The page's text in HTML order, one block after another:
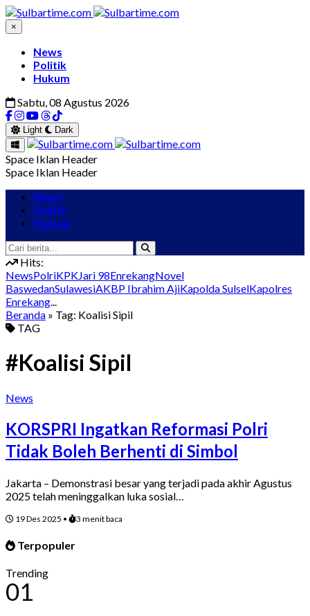
×
News
Politik
Hukum
Sabtu, 08 Agustus 2026
Light Dark
Space Iklan Header
Space Iklan Header
News
Politik
Hukum
Hits:
NewsPolriKPKJari 98EnrekangNovel
BaswedanSulawesiAKBP Ibrahim AjiKapolda SulselKapolres
Enrekang...
Beranda » Tag: Koalisi Sipil
TAG
#Koalisi Sipil
News
KORSPRI Ingatkan Reformasi Polri
Tidak Boleh Berhenti di Simbol
Jakarta – Demonstrasi besar yang terjadi pada akhir Agustus
2025 telah meninggalkan luka sosial…
19 Des 2025 • 3 menit baca
Terpopuler
Trending
01